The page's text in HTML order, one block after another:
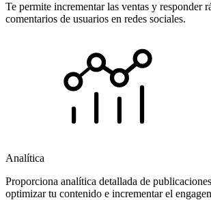
Te permite incrementar las ventas y responder
comentarios de usuarios en redes sociales.
Analítica
Proporciona analítica detallada de
optimizar tu contenido e incrementar el